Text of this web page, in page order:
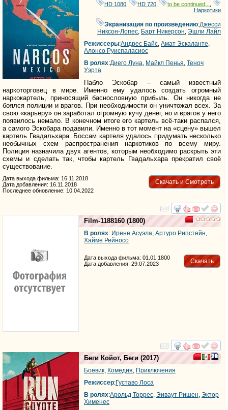
HD 1080 HD 720 to be continued...
Наркотики
Экранизация по произведению:Джесси
Никсон-Лопес Барт Никерсон ,Эшли Лайл
Режиссеры:Андрес Байс Амат Эскаланте
Алонсо Руиспаласиос
В ролях:Диего Луна Майкл Пенья Теноч
Уэрта
Пабло Эскобар – самый известный
наркоторговец в мире. Именно ему удалось создать огромный
наркокартель, приносящий баснословную прибыль. Он никогда не
боялся полиции и врагов. При необходимости он уничтожал всех. За
свою «карьеру» он заработал огромную кучу денег, но и врагов у него
появилось немало. В конечном итоге его картель всё-таки распался,
а самого Эскобара подавили. Именно в тот момент на «сцену» вышел
картель Гвадальхара. Боссам картеля удалось придумать несколько
необычных схем распространения наркотиков по всему миру.
Полиция назначила двух агентов, которым необходимо раскрыть эти
схемы и сделать так, чтобы картель Гвадальхара прекратил своё
существование.
Скачать и Смотреть
Дата выхода фильма: 16.11.2018
Дата добавления: 16.11.2018
Последнее обновление: 10.04.2022
смотреть
Film-1188160 (1800)
В ролях: Ирене Асуэла, Артуро Рипстейн,
Хайме Рейносо
Скачать
Дата выхода фильма: 01.01.1800
Дата добавления: 29.07.2023
смотреть
Беги Койот, Беги (2017)
Боевик, Комедия, Приключения
Режиссер:Густаво Лоса
В ролях:Арольд Торрес, Эиваут Ришен, Эктор
Хименес